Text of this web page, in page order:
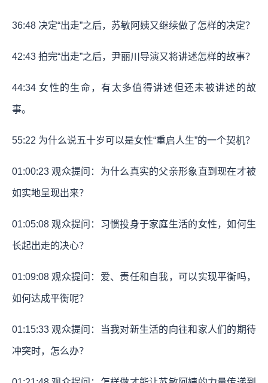
36:48 决定“出走”之后，苏敏阿姨又继续做了怎样的决定？
42:43 拍完“出走”之后，尹丽川导演又将讲述怎样的故事？
44:34 女性的生命，有太多值得讲述但还未被讲述的故
事。
55:22 为什么说五十岁可以是女性“重启人生”的一个契机？
01:00:23 观众提问：为什么真实的父亲形象直到现在才被
如实地呈现出来？
01:05:08 观众提问：习惯投身于家庭生活的女性，如何生
长起出走的决心？
01:09:08 观众提问：爱、责任和自我，可以实现平衡吗，
如何达成平衡呢？
01:15:33 观众提问：当我对新生活的向往和家人们的期待
冲突时，怎么办？